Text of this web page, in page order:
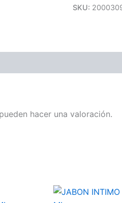
SKU:
hacer una valoración.